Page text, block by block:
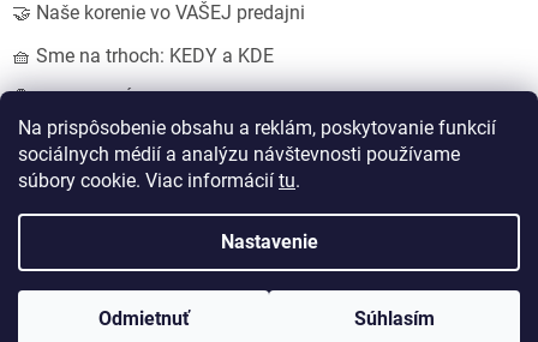
Na prispôsobenie obsahu a reklám, poskytovanie funkcií
sociálnych médií a analýzu návštevnosti používame
súbory cookie. Viac informácií tu.
Nastavenie
Odmietnuť Súhlasím
🤝 Naše korenie vo VAŠEJ predajni
🧺 Sme na trhoch: KEDY a KDE
EshopyUmíme.cz
Koření od Davídka s.r.o.
Upraviť nastavenie cookies